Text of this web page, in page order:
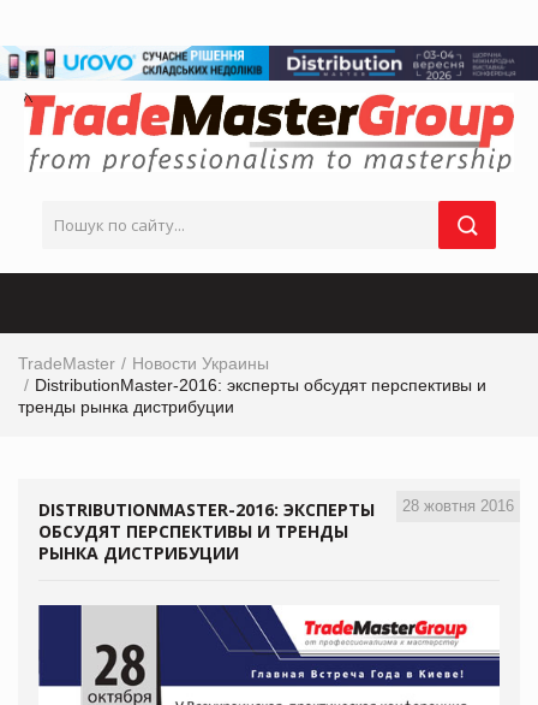
TradeMaster
Новости Украины
DistributionMaster-2016: эксперты обсудят перспективы и
тренды рынка дистрибуции
28 жовтня 2016
DISTRIBUTIONMASTER-2016: ЭКСПЕРТЫ
ОБСУДЯТ ПЕРСПЕКТИВЫ И ТРЕНДЫ
РЫНКА ДИСТРИБУЦИИ